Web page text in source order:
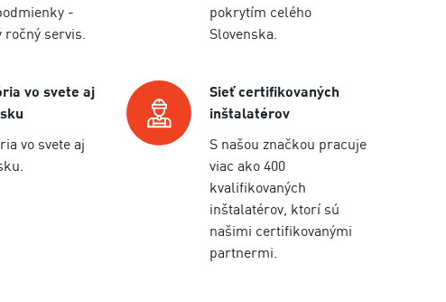
-
ročný servis.
pokrytím celého
Slovenska.
vo svete aj
vo svete aj
Sieť certifikovaných
inštalatérov
S našou značkou pracuje
viac ako 400
kvalifikovaných
inštalatérov, ktorí sú
našimi certifikovanými
partnermi.